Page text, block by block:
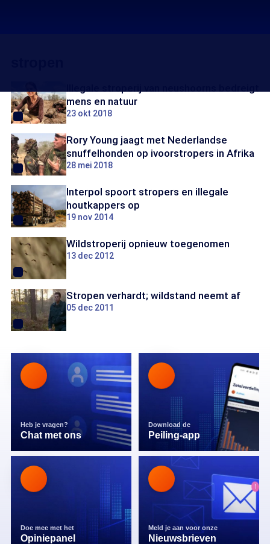
mens en natuur
23 okt 2018
Rory Young jaagt met Nederlandse
snuffelhonden op ivoorstropers in Afrika
28 mei 2018
Interpol spoort stropers en illegale
houtkappers op
19 nov 2014
Wildstroperij opnieuw toegenomen
13 dec 2012
Stropen verhardt; wildstand neemt af
05 dec 2011
Heb je vragen?
Chat met ons
Download de
Peiling-app
Doe mee met het
Opiniepanel
Meld je aan voor onze
Nieuwsbrieven